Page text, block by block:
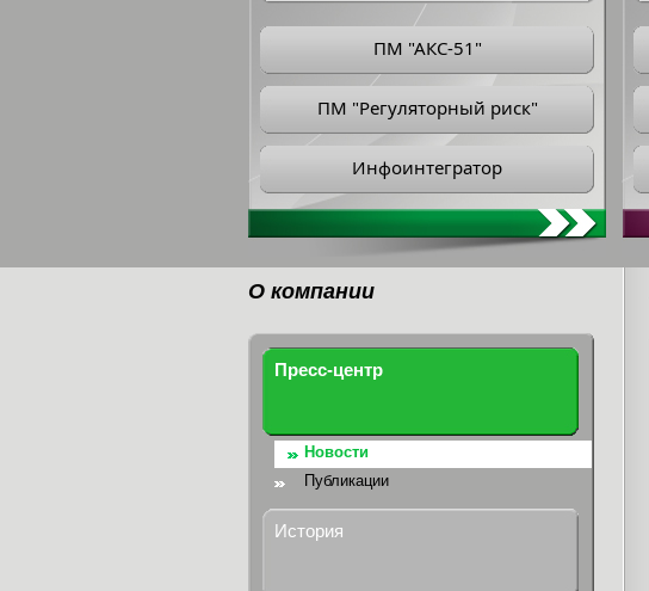
ПМ "АКС-51"
ПМ "Регуляторный риск"
Инфоинтегратор
О компании
Пресс-центр
Новости
Публикации
История